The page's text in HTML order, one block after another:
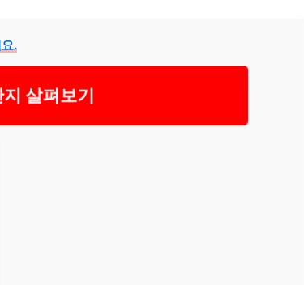
.
살펴보기